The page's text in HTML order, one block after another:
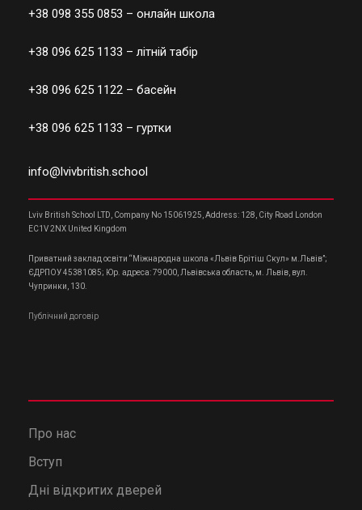
+38 098 355 0853 – онлайн школа
+38 096 625 1133 – літній табір
+38 096 625 1122 – басейн
+38 096 625 1133 – гуртки
info@lvivbritish.school
Lviv British School LTD, Company No 15061925, Address: 128, City Road London
EC1V 2NX United Kingdom
Приватний заклад освіти “Міжнародна школа «Львів Брітіш Скул» м.Львів”;
ЄДРПОУ 45381085; Юр. адреса: 79000, Львівська область, м. Львів, вул.
Чупринки, 130.
Публічний договір
Про нас
Вступ
Дні відкритих дверей